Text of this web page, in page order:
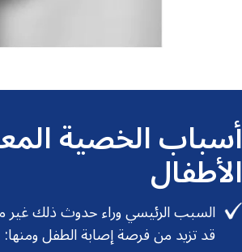
أسباب الخصية
الأطفال
السبب الرئيسي وراء حدوث ذلك غير
قد تزيد من فرصة إصابة الطفل ومنها: